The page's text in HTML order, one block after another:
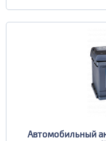
Автомобильный